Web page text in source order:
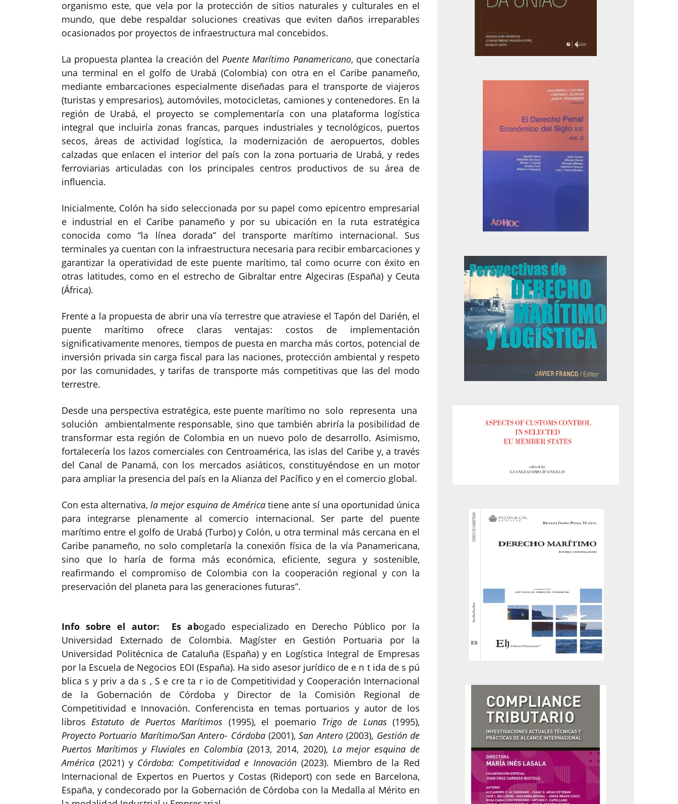
organismo este, que vela por la protección de sitios naturales y culturales en el
mundo, que debe respaldar soluciones creativas que eviten daños irreparables
ocasionados por proyectos de infraestructura mal concebidos.
La propuesta plantea la creación delPuente Marítimo Panamericano, que conectaría
una terminal en el golfo de Urabá (Colombia) con otra en el Caribe panameño,
mediante embarcaciones especialmente diseñadas para el transporte de viajeros
(turistas y empresarios), automóviles, motocicletas, camiones y contenedores. En la
región de Urabá, el proyecto se complementaría con una plataforma logística
integral que incluiría zonas francas, parques industriales y tecnológicos, puertos
secos, áreas de actividad logística, la modernización de aeropuertos, dobles
calzadas que enlacen el interior del país con la zona portuaria de Urabá, y redes
ferroviarias articuladas con los principales centros productivos de su área de
influencia.
Inicialmente, Colón ha sido seleccionada por su papel como epicentro empresarial
e industrial en el Caribe panameño y por su ubicación en la ruta estratégica
conocida como “la línea dorada” del transporte marítimo internacional. Sus
terminales ya cuentan con la infraestructura necesaria para recibir embarcaciones y
garantizar la operatividad de este puente marítimo, tal como ocurre con éxito en
otras latitudes, como en el estrecho de Gibraltar entre Algeciras (España) y Ceuta
(África).
Frente a la propuesta de abrir una vía terrestre que atraviese el Tapón del Darién, el
puente marítimo ofrece claras ventajas: costos de implementación
significativamente menores, tiempos de puesta en marcha más cortos, potencial de
inversión privada sin carga fiscal para las naciones, protección ambiental y respeto
por las comunidades, y tarifas de transporte más competitivas que las del modo
terrestre.
Desde una perspectiva estratégica, este puente marítimo no solo representa una
solución ambientalmente responsable, sino que también abriría la posibilidad de
transformar esta región de Colombia en un nuevo polo de desarrollo. Asimismo,
fortalecería los lazos comerciales con Centroamérica, las islas del Caribe y, a través
del Canal de Panamá, con los mercados asiáticos, constituyéndose en un motor
para ampliar la presencia del país en la Alianza del Pacífico y en el comercio global.
Con esta alternativa, la mejor esquina de América tiene ante sí una oportunidad única
para integrarse plenamente al comercio internacional. Ser parte del puente
marítimo entre el golfo de Urabá (Turbo) y Colón, u otra terminal más cercana en el
Caribe panameño, no solo completaría la conexión física de la vía Panamericana,
sino que lo haría de forma más económica, eficiente, segura y sostenible,
reafirmando el compromiso de Colombia con la cooperación regional y con la
preservación del planeta para las generaciones futuras”.
Info sobre el autor: Es abogado especializado en Derecho Público por la
Universidad Externado de Colombia. Magíster en Gestión Portuaria por la
Universidad Politécnica de Cataluña (España) y en Logística Integral de Empresas
por la Escuela de Negocios EOI (España). Ha sido asesor jurídico de e n t ida de s pú
blica s y priv a da s , S e cre ta r io de Competitividad y Cooperación Internacional
de la Gobernación de Córdoba y Director de la Comisión Regional de
Competitividad e Innovación. Conferencista en temas portuarios y autor de los
librosEstatuto de Puertos Marítimos (1995), el poemario Trigo de Lunas(1995),
Proyecto Portuario Marítimo/San Antero- Córdoba (2001),San Antero(2003), Gestión de
Puertos Marítimos y Fluviales en Colombia(2013, 2014, 2020), La mejor esquina de
América (2021) y Córdoba: Competitividad e Innovación (2023). Miembro de la Red
Internacional de Expertos en Puertos y Costas (Rideport) con sede en Barcelona,
España, y condecorado por la Gobernación de Córdoba con la Medalla al Mérito en